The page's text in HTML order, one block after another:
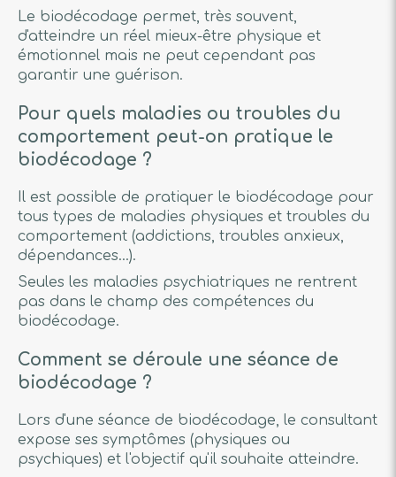
Le biodécodage permet, très souvent,
d'atteindre un réel mieux-être physique et
émotionnel mais ne peut cependant pas
garantir une guérison.
Pour quels maladies ou troubles du
comportement peut-on pratique le
biodécodage ?
Il est possible de pratiquer le biodécodage pour
tous types de maladies physiques et troubles du
comportement (addictions, troubles anxieux,
dépendances...).
Seules les maladies psychiatriques ne rentrent
pas dans le champ des compétences du
biodécodage.
Comment se déroule une séance de
biodécodage ?
Lors d'une séance de biodécodage, le consultant
expose ses symptômes (physiques ou
psychiques) et l'objectif qu'il souhaite atteindre.